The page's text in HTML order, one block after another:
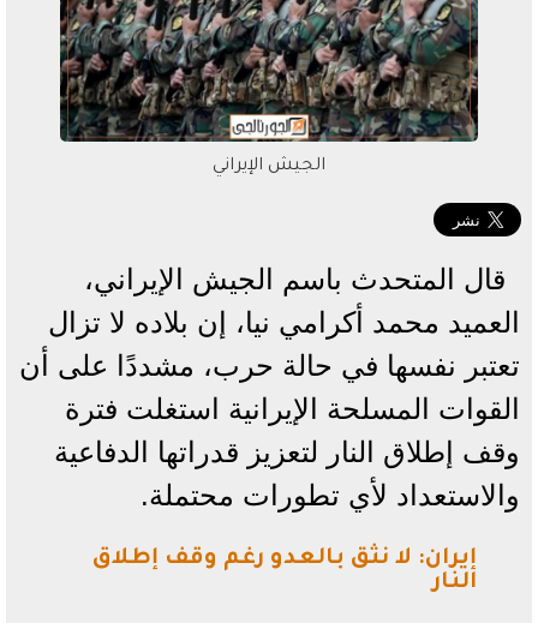
الجيش الإيراني
قال المتحدث باسم الجيش الإيراني،
العميد محمد أكرامي نيا، إن بلاده لا تزال
تعتبر نفسها في حالة حرب، مشددًا على أن
القوات المسلحة الإيرانية استغلت فترة
وقف إطلاق النار لتعزيز قدراتها الدفاعية
والاستعداد لأي تطورات محتملة.
إيران: لا نثق بالعدو رغم وقف إطلاق
النار